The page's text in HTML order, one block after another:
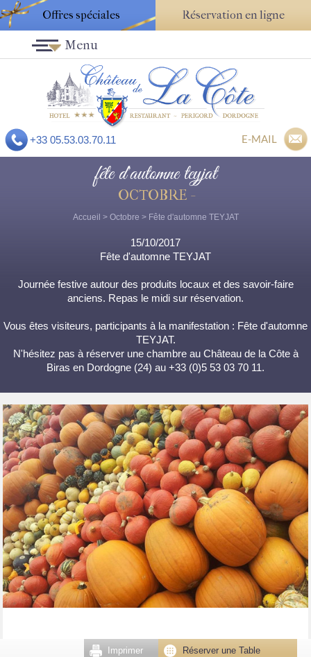
Offres spéciales Réservation en ligne
+33 05.53.03.70.11 E-MAIL
Menu
fête d'automne teyjat
OCTOBRE -
Accueil > Octobre > Fête d'automne TEYJAT
15/10/2017
Fête d'automne TEYJAT
Journée festive autour des produits locaux et des savoir-faire
anciens. Repas le midi sur réservation.
Vous êtes visiteurs, participants à la manifestation : Fête d'automne
TEYJAT.
N'hésitez pas à réserver une chambre au Château de la Côte à
Biras en Dordogne (24) au +33 (0)5 53 03 70 11.
Réserver une Table
Imprimer